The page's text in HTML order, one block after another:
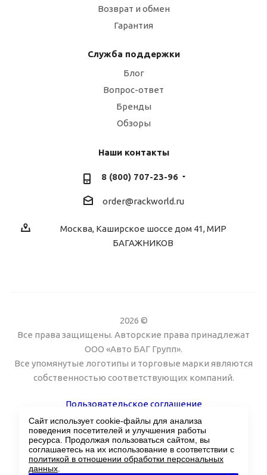
Возврат и обмен
Гарантия
Служба поддержки
Блог
Вопрос-ответ
Бренды
Обзоры
Наши контакты
8 (800) 707-23-96
order@rackworld.ru
Москва, Каширское шоссе дом 41, МИР
БАГАЖНИКОВ
2026 ©
Все права защищены. Авторские права принадлежат
ООО «Авто БАГ Групп».
Все упомянутые логотипы и торговые марки являются
собственностью соответствующих компаний.
Пользовательское соглашение
Поддержка сайта Twin px
Сайт использует cookie-файлы для анализа
поведения посетителей и улучшения работы
ресурса. Продолжая пользоваться сайтом, вы
соглашаетесь на их использование в соответствии с
политикой в отношении обработки персональных
данных